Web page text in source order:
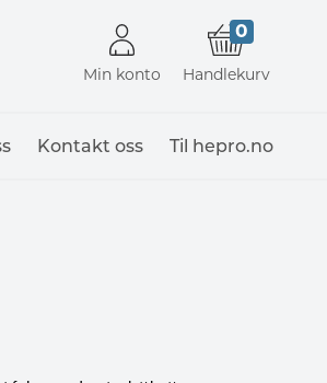
Min konto
0
Handlekurv
Kontakt oss Til hepro.no